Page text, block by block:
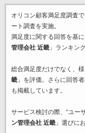
オリコン顧客満足度調査
ート調査を実施。
満足度に関する回答を基
管理会社 近畿」ランキン
総合満足度だけでなく、
畿」を評価。さらに回答
も掲載しています。
サービス検討の際、“ユー
ン管理会社 近畿」選びに